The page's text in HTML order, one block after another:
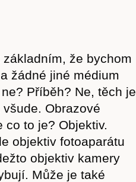
že bychom
žádné jiné médium
Příběh? Ne, těch je
Obrazové
co to je? Objektiv.
objektiv fotoaparátu
objektiv kamery
Může je také